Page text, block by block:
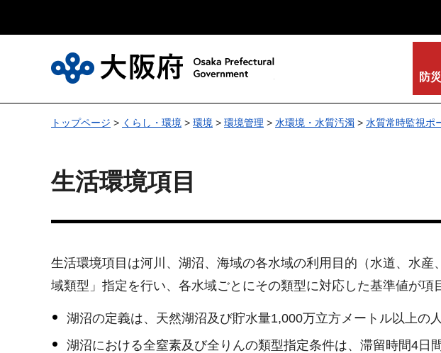
防
トップページ > くらし・環境 > 環境 > 環境管理 > 水環境・水質汚濁 > 水質常時監視ポ
生活環境項目
生活環境項目は河川、湖沼、海域の各水域の利用目的（水道、水
域類型」指定を行い、各水域ごとにその類型に対応した基準値が項
湖沼の定義は、天然湖沼及び貯水量1,000万立方メートル以上の
湖沼における全窒素及び全りんの類型指定条件は、滞留時間4日